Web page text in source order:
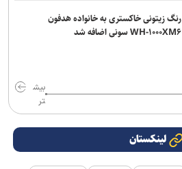
رنگ زیتونی خاکستری به خانواده هدفون
WH-۱۰۰۰XM۶ سونی اضافه شد
بیش
تر
لینکستان